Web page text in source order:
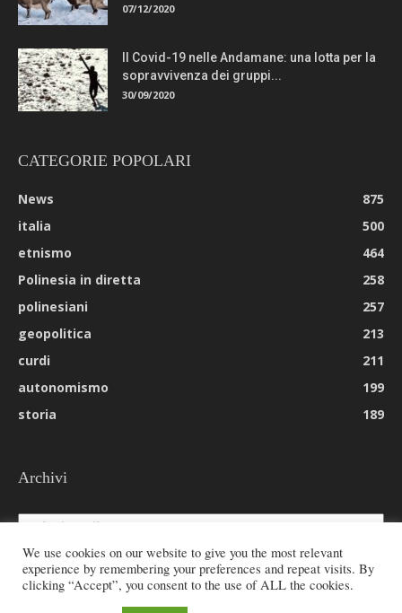
07/12/2020
Il Covid-19 nelle Andamane: una lotta per la
sopravvivenza dei gruppi...
30/09/2020
CATEGORIE POPOLARI
News
875
italia
500
etnismo
464
Polinesia in diretta
258
polinesiani
257
geopolitica
213
curdi
211
autonomismo
199
storia
189
Archivi
Archivi
We use cookies on our website to give you the most relevant
experience by remembering your preferences and repeat visits. By
clicking “Accept”, you consent to the use of ALL the cookies.